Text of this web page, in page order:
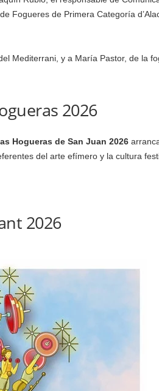
Fogueres de Primera Categoría
Mediterrani, y a María Pastor, de la
2026
Hogueras de San Juan 2026
del arte efímero y la cultura
2026